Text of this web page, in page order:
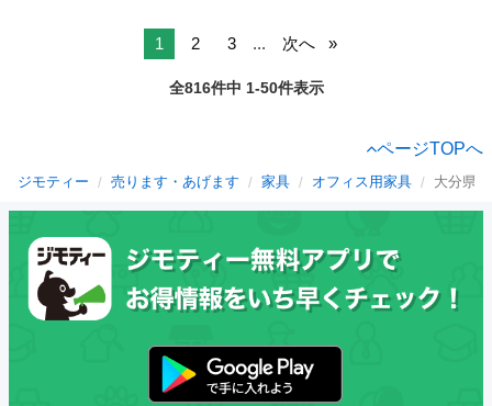
1 2 3 ... 次へ
全816件中 1-50件表示
ページTOPへ
ジモティー 売ります・あげます 家具 オフィス用家具 大分県